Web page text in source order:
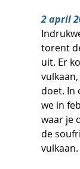
2 april
torent
uit. Er
doet. In
we in
waar je
de
vulkaan.